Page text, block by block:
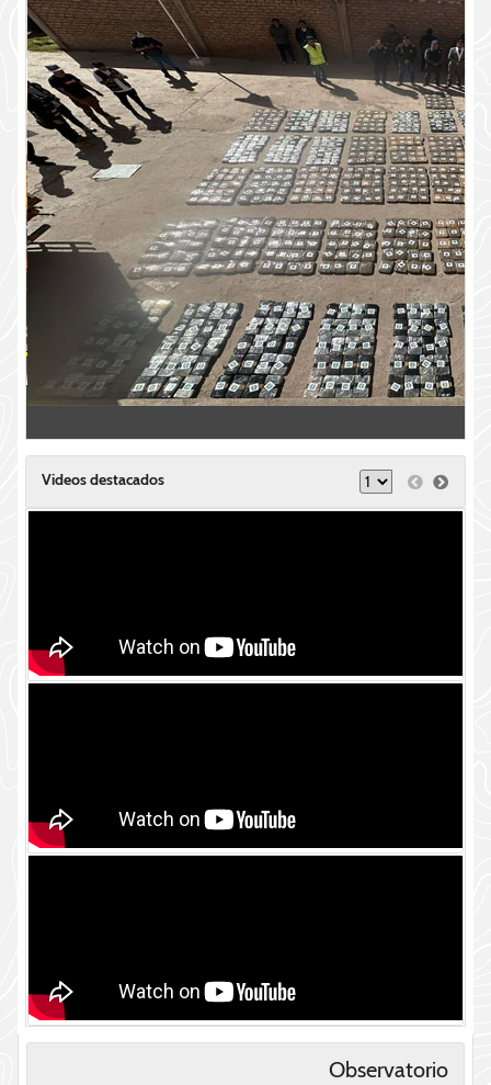
Videos destacados
Observatorio